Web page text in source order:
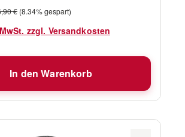
Preis:
€ (8.34% gespart)
zzgl. Versandkosten
In den Warenkorb